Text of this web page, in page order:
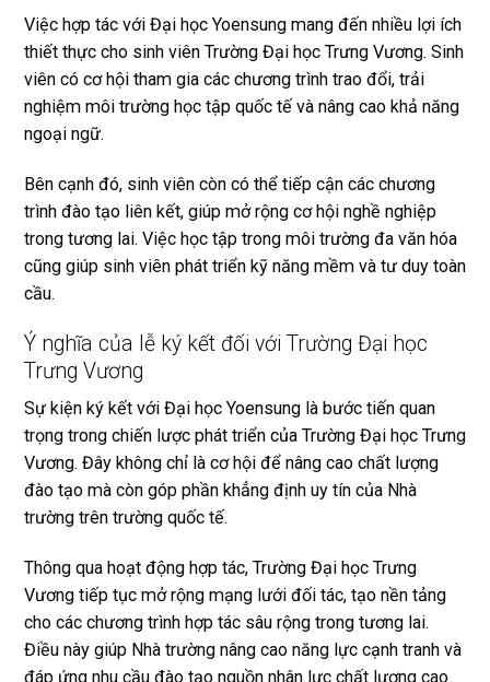
Việc hợp tác với Đại học Yoensung mang đến nhiều lợi ích
thiết thực cho sinh viên Trường Đại học Trưng Vương. Sinh
viên có cơ hội tham gia các chương trình trao đổi, trải
nghiệm môi trường học tập quốc tế và nâng cao khả năng
ngoại ngữ.
Bên cạnh đó, sinh viên còn có thể tiếp cận các chương
trình đào tạo liên kết, giúp mở rộng cơ hội nghề nghiệp
trong tương lai. Việc học tập trong môi trường đa văn hóa
cũng giúp sinh viên phát triển kỹ năng mềm và tư duy toàn
cầu.
Ý nghĩa của lễ ký kết đối với Trường Đại học
Trưng Vương
Sự kiện ký kết với Đại học Yoensung là bước tiến quan
trọng trong chiến lược phát triển của Trường Đại học Trưng
Vương. Đây không chỉ là cơ hội để nâng cao chất lượng
đào tạo mà còn góp phần khẳng định uy tín của Nhà
trường trên trường quốc tế.
Thông qua hoạt động hợp tác, Trường Đại học Trưng
Vương tiếp tục mở rộng mạng lưới đối tác, tạo nền tảng
cho các chương trình hợp tác sâu rộng trong tương lai.
Điều này giúp Nhà trường nâng cao năng lực cạnh tranh và
đáp ứng nhu cầu đào tạo nguồn nhân lực chất lượng cao.